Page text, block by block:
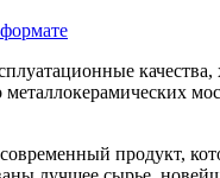
продукт,